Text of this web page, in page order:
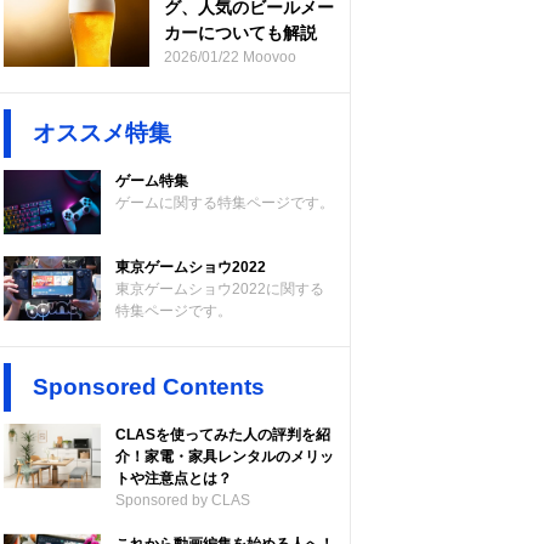
グ、人気のビールメー
カーについても解説
2026/01/22 Moovoo
オススメ特集
ゲーム特集
ゲームに関する特集ページです。
東京ゲームショウ2022
東京ゲームショウ2022に関する
特集ページです。
Sponsored Contents
CLASを使ってみた人の評判を紹
介！家電・家具レンタルのメリッ
トや注意点とは？
Sponsored by CLAS